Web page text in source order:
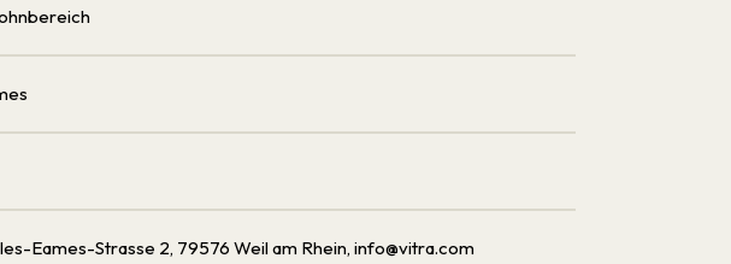
Eames-Strasse 2, 79576 Weil am Rhein, info@vitra.com